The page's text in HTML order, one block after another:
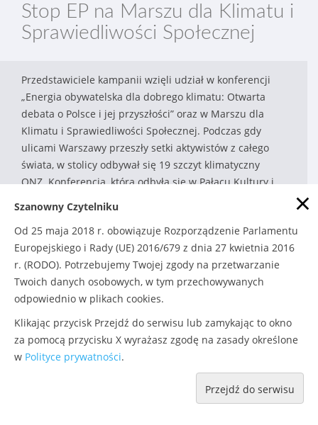
Stop EP na Marszu dla Klimatu i
Sprawiedliwości Społecznej
Przedstawiciele kampanii wzięli udział w konferencji
„Energia obywatelska dla dobrego klimatu: Otwarta
debata o Polsce i jej przyszłości” oraz w Marszu dla
Klimatu i Sprawiedliwości Społecznej. Podczas gdy
ulicami Warszawy przeszły setki aktywistów z całego
świata, w stolicy odbywał się 19 szczyt klimatyczny
ONZ. Konferencja, która odbyła się w Pałacu Kultury i
pozarządowych i ruchów społecznych, którzy wspólnie
dyskutowali o ochronie klimatu i energetycznej
przyszłości Polski. W programie konferencji znalazły się
panele o: zatrudnieniu w sektorze energii odnawialnej i
towarzyszącym tej kwestii faktach i mitach, rozwoju
miast i terenów rolniczych w kontekście ochrony
klimatu i rozwoju ruchów społecznych oraz dyskusja
„Polski węgiel: skarb narodowy...
×
Szanowny Czytelniku
Od 25 maja 2018 r. obowiązuje Rozporządzenie Parlamentu
Europejskiego i Rady (UE) 2016/679 z dnia 27 kwietnia 2016
r. (RODO). Potrzebujemy Twojej zgody na przetwarzanie
Twoich danych osobowych, w tym przechowywanych
odpowiednio w plikach cookies.
Klikając przycisk Przejdź do serwisu lub zamykając to okno
za pomocą przycisku X wyrażasz zgodę na zasady określone
w Polityce prywatności.
Przejdź do serwisu